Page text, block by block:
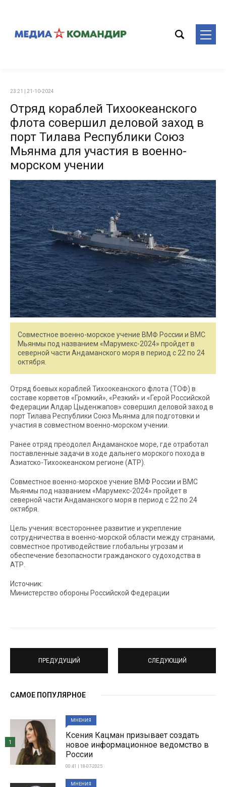
23:21 | 21-10-2024
Отряд кораблей Тихоокеанского
флота совершил деловой заход в
порт Тилава Республики Союз
Мьянма для участия в военно-
морском учении
Совместное военно-морское учение ВМФ России и ВМС
Мьянмы под названием «Марумекс-2024» пройдет в
северной части Андаманского моря в период с 22 по 24
октября.
Отряд боевых кораблей Тихоокеанского флота (ТОФ) в
составе корветов «Громкий», «Резкий» и «Герой Российской
Федерации Алдар Цыденжапов» совершил деловой заход в
порт Тилава Республики Союз Мьянма для подготовки и
участия в совместном военно-морском учении.
Ранее отряд преодолел Андаманское море, где отработал
поставленные задачи в ходе дальнего морского похода в
Азиатско-Тихоокеанском регионе (АТР).
Совместное военно-морское учение ВМФ России и ВМС
Мьянмы под названием «Марумекс-2024» пройдет в
северной части Андаманского моря в период с 22 по 24
октября.
Цель учения: всестороннее развитие и укрепление
сотрудничества в военно-морской области между странами,
совместное противодействие глобальны угрозам и
обеспечение безопасности гражданского судоходства в
АТР.
Источник:
Министерство обороны Российской Федерации
ПРЕДУДУЩИЙ СЛЕДУЮЩИЙ
САМОЕ ПОПУЛЯРНОЕ
МНЕНИЯ
Ксения Кацман призывает создать
новое информационное ведомство в
России
00:41 | 18-07-2025
1
МНЕНИЯ